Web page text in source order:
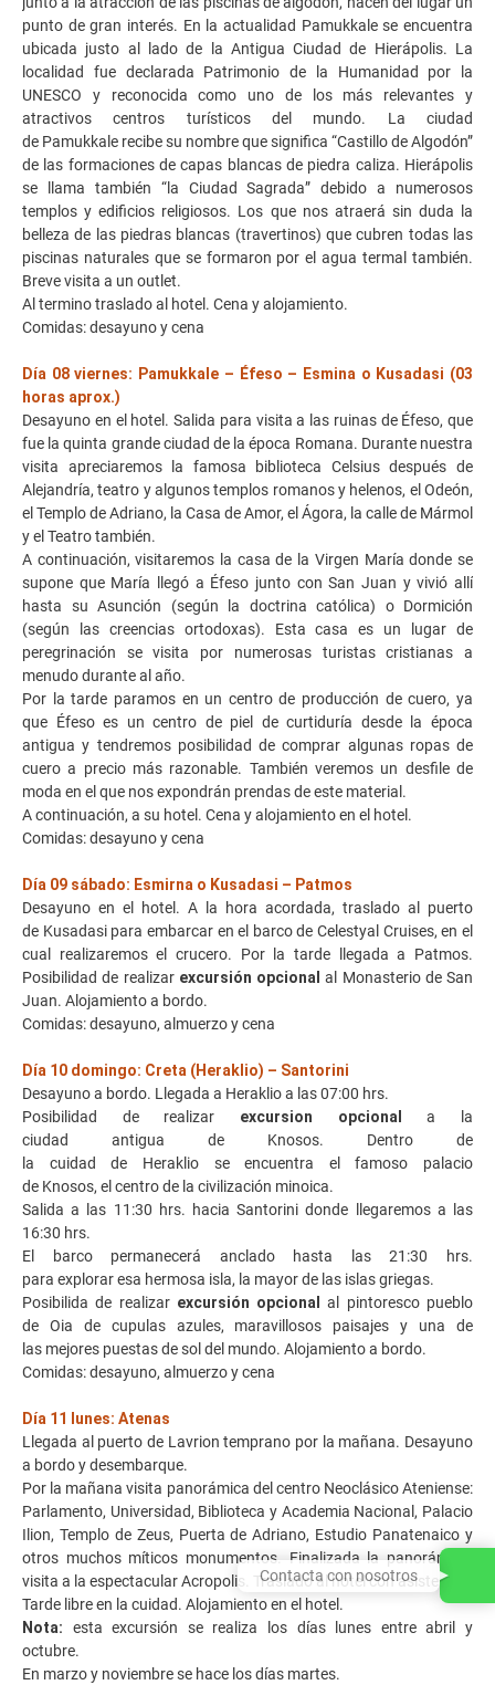
punto de gran interés. En la actualidad Pamukkale se encuentra
ubicada justo al lado de la Antigua Ciudad de Hierápolis. La
localidad fue declarada Patrimonio de la Humanidad por la
UNESCO y reconocida como uno de los más relevantes y
atractivos centros turísticos del mundo. La ciudad
de Pamukkale recibe su nombre que significa “Castillo de Algodón”
de las formaciones de capas blancas de piedra caliza. Hierápolis
se llama también “la Ciudad Sagrada” debido a numerosos
templos y edificios religiosos. Los que nos atraerá sin duda la
belleza de las piedras blancas (travertinos) que cubren todas las
piscinas naturales que se formaron por el agua termal también.
Breve visita a un outlet.
Al termino traslado al hotel. Cena y alojamiento.
Comidas: desayuno y cena
Día 08 viernes: Pamukkale – Éfeso – Esmina o Kusadasi (03
horas aprox.)
Desayuno en el hotel. Salida para visita a las ruinas de Éfeso, que
fue la quinta grande ciudad de la época Romana. Durante nuestra
visita apreciaremos la famosa biblioteca Celsius después de
Alejandría, teatro y algunos templos romanos y helenos, el Odeón,
el Templo de Adriano, la Casa de Amor, el Ágora, la calle de Mármol
y el Teatro también.
A continuación, visitaremos la casa de la Virgen María donde se
supone que María llegó a Éfeso junto con San Juan y vivió allí
hasta su Asunción (según la doctrina católica) o Dormición
(según las creencias ortodoxas). Esta casa es un lugar de
peregrinación se visita por numerosas turistas cristianas a
menudo durante al año.
Por la tarde paramos en un centro de producción de cuero, ya
que Éfeso es un centro de piel de curtiduría desde la época
antigua y tendremos posibilidad de comprar algunas ropas de
cuero a precio más razonable. También veremos un desfile de
moda en el que nos expondrán prendas de este material.
A continuación, a su hotel. Cena y alojamiento en el hotel.
Comidas: desayuno y cena
Día 09 sábado: Esmirna o Kusadasi – Patmos
Desayuno en el hotel. A la hora acordada, traslado al puerto
de Kusadasi para embarcar en el barco de Celestyal Cruises, en el
cual realizaremos el crucero. Por la tarde llegada a Patmos.
Posibilidad de realizar excursión opcional al Monasterio de San
Juan. Alojamiento a bordo.
Comidas: desayuno, almuerzo y cena
Día 10 domingo: Creta (Heraklio) – Santorini
Desayuno a bordo. Llegada a Heraklio a las 07:00 hrs.
Posibilidad de realizar excursion opcional
a la
ciudad antigua de Knosos. Dentro de
la cuidad de Heraklio se encuentra el famoso palacio
de Knosos, el centro de la civilización minoica.
Salida a las 11:30 hrs. hacia Santorini donde llegaremos a las
16:30 hrs.
El barco permanecerá anclado hasta las 21:30 hrs.
para explorar esa hermosa isla, la mayor de las islas griegas.
Posibilida de realizar excursión opcionalal pintoresco pueblo
de Oia de cupulas azules, maravillosos paisajes y una de
las mejores puestas de sol del mundo. Alojamiento a bordo.
Comidas: desayuno, almuerzo y cena
Día 11 lunes: Atenas
Llegada al puerto de Lavrion temprano por la mañana. Desayuno
a bordo y desembarque.
Por la mañana visita panorámica del centro Neoclásico Ateniense:
Parlamento, Universidad, Biblioteca y Academia Nacional, Palacio
Ilion, Templo de Zeus, Puerta de Adriano, Estudio Panatenaico y
otros muchos míticos monumentos. Finalizada la panorámica,
visita a la espectacular Acropolis. Traslado al hotel con asistente.
Tarde libre en la cuidad. Alojamiento en el hotel.
Nota: esta excursión se realiza los días lunes entre abril y
octubre.
En marzo y noviembre se hace los días martes.
Contacta con nosotros